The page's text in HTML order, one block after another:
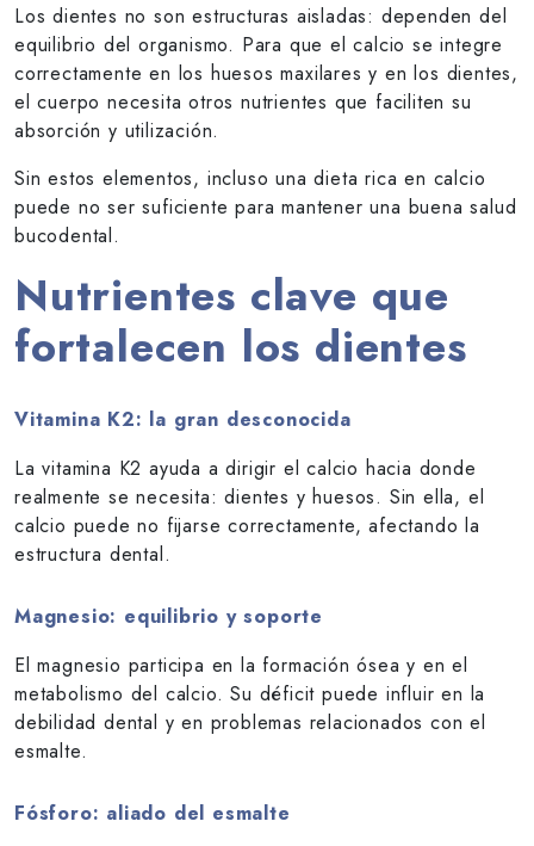
Los dientes no son estructuras aisladas: dependen del
equilibrio del organismo. Para que el calcio se integre
correctamente en los huesos maxilares y en los dientes,
el cuerpo necesita otros nutrientes que faciliten su
absorción y utilización.
Sin estos elementos, incluso una dieta rica en calcio
puede no ser suficiente para mantener una buena salud
bucodental.
Nutrientes clave que
fortalecen los dientes
Vitamina K2: la gran desconocida
La vitamina K2 ayuda a dirigir el calcio hacia donde
realmente se necesita: dientes y huesos. Sin ella, el
calcio puede no fijarse correctamente, afectando la
estructura dental.
Magnesio: equilibrio y soporte
El magnesio participa en la formación ósea y en el
metabolismo del calcio. Su déficit puede influir en la
debilidad dental y en problemas relacionados con el
esmalte.
Fósforo: aliado del esmalte